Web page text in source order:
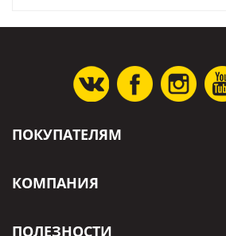
ПОКУПАТЕЛЯМ
КОМПАНИЯ
ПОЛЕЗНОСТИ